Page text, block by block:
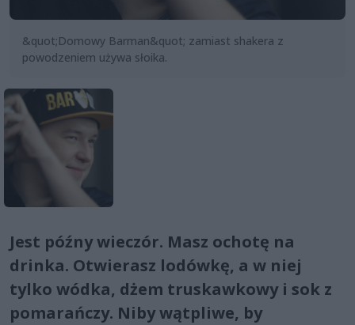
&quot;Domowy Barman&quot; zamiast shakera z
powodzeniem używa słoika.
Jest późny wieczór. Masz ochotę na
drinka. Otwierasz lodówkę, a w niej
tylko wódka, dżem truskawkowy i sok z
pomarańczy. Niby wątpliwe, by